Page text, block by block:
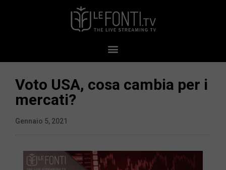
Voto USA, cosa cambia per i
mercati?
Gennaio 5, 2021